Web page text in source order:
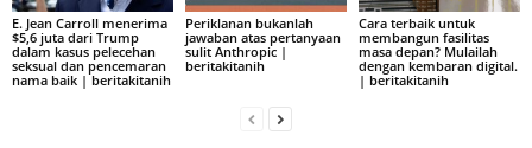
E. Jean Carroll menerima
$5,6 juta dari Trump
dalam kasus pelecehan
seksual dan pencemaran
nama baik | beritakitanih
Periklanan bukanlah
jawaban atas pertanyaan
sulit Anthropic |
beritakitanih
Cara terbaik untuk
membangun fasilitas
masa depan? Mulailah
dengan kembaran digital.
| beritakitanih